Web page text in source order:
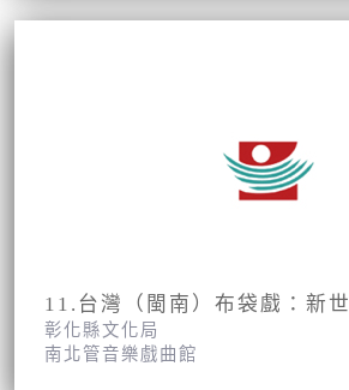
彰化縣文化局
南北管音樂戲曲館